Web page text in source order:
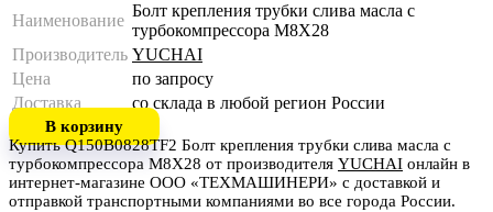
Наименование
Болт крепления трубки слива масла с
турбокомпрессора M8X28
Производитель YUCHAI
Цена
по запросу
Доставка
со склада в любой регион России
В корзину
Купить Q150B0828TF2 Болт крепления трубки слива масла с
турбокомпрессора M8X28 от производителя YUCHAI онлайн в
интернет-магазине ООО «ТЕХМАШИНЕРИ» с доставкой и
отправкой транспортными компаниями во все города России.